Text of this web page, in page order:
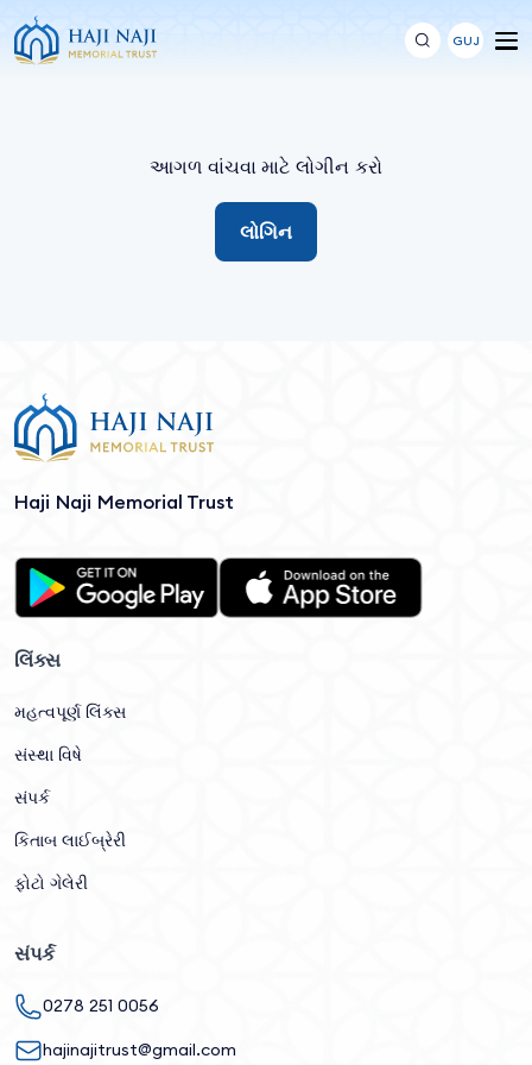
GUJ
આગળ વાંચવા માટે લોગીન કરો
લોગિન
Haji Naji Memorial Trust
લિંક્સ
મહત્વપૂર્ણ લિંક્સ
સંસ્થા વિષે
સંપર્ક
કિતાબ લાઈબ્રેરી
ફોટો ગેલેરી
સંપર્ક
0278 251 0056
hajinajitrust@gmail.com